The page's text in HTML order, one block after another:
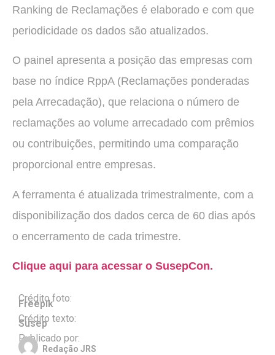
Ranking de Reclamações é elaborado e com que
periodicidade os dados são atualizados.
O painel apresenta a posição das empresas com
base no índice RppA (Reclamações ponderadas
pela Arrecadação), que relaciona o número de
reclamações ao volume arrecadado com prêmios
ou contribuições, permitindo uma comparação
proporcional entre empresas.
A ferramenta é atualizada trimestralmente, com a
disponibilização dos dados cerca de 60 dias após
o encerramento de cada trimestre.
Clique aqui para acessar o SusepCon.
Crédito foto:
Freepik
Crédito texto:
Susep
Publicado por:
Redação JRS